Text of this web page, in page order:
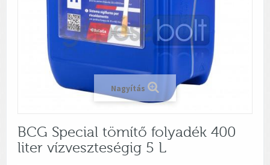
Nagyítás
BCG Special tömítő folyadék 400
liter vízveszteségig 5 L